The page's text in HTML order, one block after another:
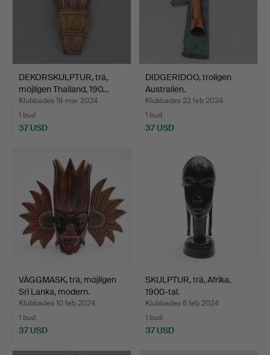
DEKORSKULPTUR, trä,
möjligen Thailand, 190…
Klubbades 18 mar 2024
1 bud
37 USD
DIDGERIDOO, troligen
Australien.
Klubbades 22 feb 2024
1 bud
37 USD
VÄGGMASK, trä, möjligen
Sri Lanka, modern.
Klubbades 10 feb 2024
1 bud
37 USD
SKULPTUR, trä, Afrika,
1900-tal.
Klubbades 6 feb 2024
1 bud
37 USD